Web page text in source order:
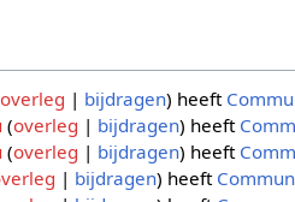
overleg bijdragen heeft
overleg bijdragen heeft
overleg bijdragen heeft
bijdragen heeft